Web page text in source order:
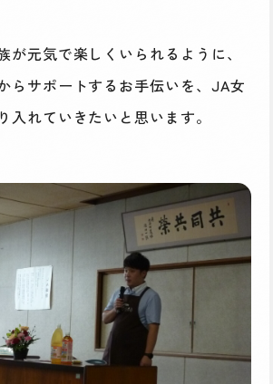
元気で楽しくいられるように、
らサポートするお手伝いを、JA女
入れていきたいと思います。